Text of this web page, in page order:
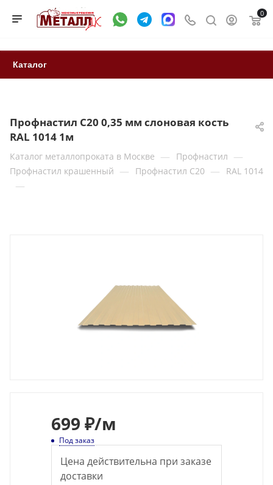
0
Каталог
Профнастил С20 0,35 мм слоновая кость
RAL 1014 1м
Каталог металлопроката в Москве — Профнастил —
Профнастил крашенный — Профнастил С20 — RAL 1014
—
699 ₽/м
Под заказ
Цена действительна при заказе
доставки